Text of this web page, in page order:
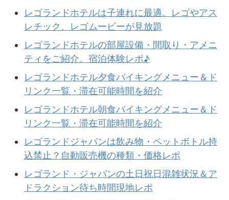
レゴランドホテルは子連れに最適。レゴやアス
レチック、レゴムービーが見放題
レゴランドホテルの部屋設備・間取り・アメニ
ティをご紹介。宿泊体験レポ♪
レゴランドホテル夕食バイキングメニュー＆ド
リンク一覧・滞在可能時間を紹介
レゴランドホテル朝食バイキングメニュー＆ド
リンク一覧・滞在可能時間を紹介
レゴランドジャパンは飲み物・ペットボトル持
込禁止？自動販売機の種類・価格レポ
レゴランド・ジャパンの土日祝日混雑状況＆ア
ドラクション待ち時間現地レポ